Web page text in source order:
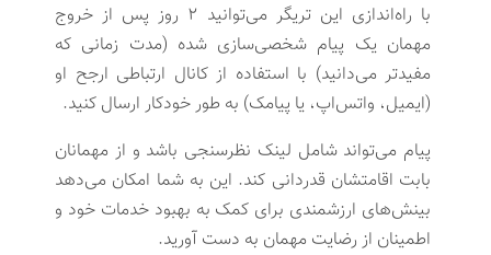
با راه‌اندازی این تریگر می‌توانید ۲ روز پس از خروج
مهمان یک پیام شخصی‌سازی شده (مدت زمانی که
مفیدتر می‌دانید) با استفاده از کانال ارتباطی ارجح او
(ایمیل، واتس‌اپ، یا پیامک) به طور خودکار ارسال کنید.
پیام می‌تواند شامل لینک نظرسنجی باشد و از مهمانان
بابت اقامتشان قدردانی کند. این به شما امکان می‌دهد
بینش‌های ارزشمندی برای کمک به بهبود خدمات خود و
اطمینان از رضایت مهمان به دست آورید.